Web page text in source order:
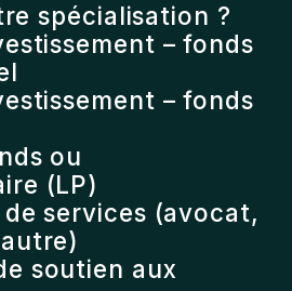
spécialisation ?
– fonds
– fonds
ou
(LP)
services (avocat,
soutien aux